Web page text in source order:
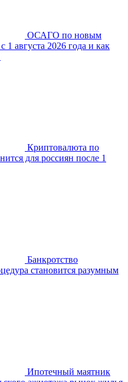
ОСАГО по новым
1 августа 2026 года и как
Криптовалюта по
для россиян после 1
Банкротство
становится разумным
Ипотечный маятник